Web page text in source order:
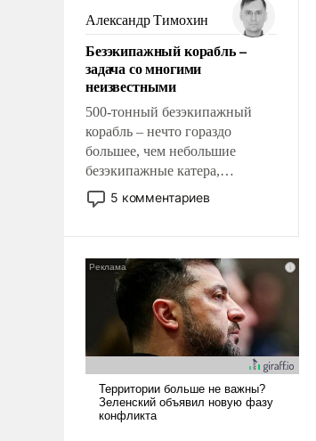
образованных людей. Иногда
казалось, что эти вопросы
решены раз и навсегда, но –
нет, не решены.
Александр Тимохин
Безэкипажный корабль –
задача со многими
неизвестными
500-тонный безэкипажный
корабль – нечто гораздо
большее, чем небольшие
безэкипажные катера,
применение которых уже
стало обыденностью. Задача по
и ее реализация радикально
поднимет наши боевые
возможности.
5 комментариев